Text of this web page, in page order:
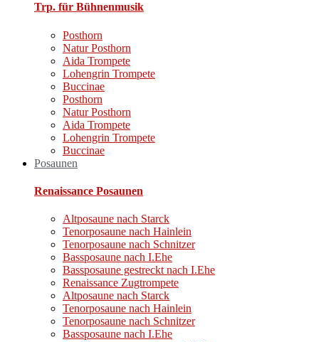
Trp. für Bühnenmusik
Posthorn
Natur Posthorn
Aida Trompete
Lohengrin Trompete
Buccinae
Posthorn
Natur Posthorn
Aida Trompete
Lohengrin Trompete
Buccinae
Posaunen
Renaissance Posaunen
Altposaune nach Starck
Tenorposaune nach Hainlein
Tenorposaune nach Schnitzer
Bassposaune nach I.Ehe
Bassposaune gestreckt nach I.Ehe
Renaissance Zugtrompete
Altposaune nach Starck
Tenorposaune nach Hainlein
Tenorposaune nach Schnitzer
Bassposaune nach I.Ehe